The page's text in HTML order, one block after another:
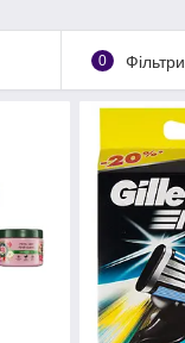
0 Фільтри